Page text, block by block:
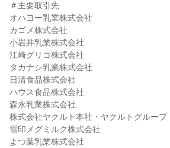
＃主要取引先
オハヨー乳業株式会社
カゴメ株式会社
小岩井乳業株式会社
江崎グリコ株式会社
タカナシ乳業株式会社
日清食品株式会社
ハウス食品株式会社
森永乳業株式会社
株式会社ヤクルト本社・ヤクルトグループ
雪印メグミルク株式会社
よつ葉乳業株式会社